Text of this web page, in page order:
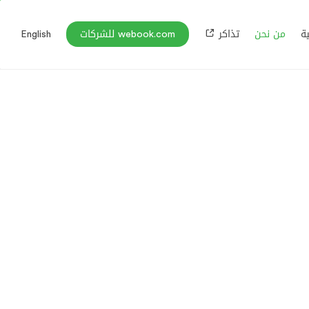
من نحن تذاكر webook.com للشركات English